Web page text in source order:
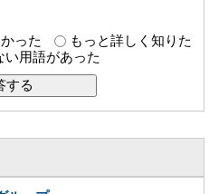
った
もっと詳しく知りた
い用語があった